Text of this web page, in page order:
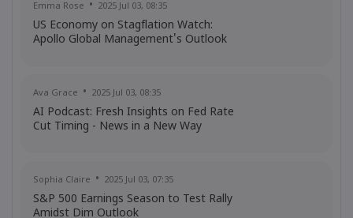
Emma Rose 2025 Jul 03, 08:35
US Economy on Stagflation Watch:
Apollo Global Management's Outlook
Ava Grace 2025 Jul 03, 08:35
AI Podcast: Fresh Insights on Fed Rate
Cut Timing - News in a New Way
Sophia Claire 2025 Jul 03, 07:35
S&P 500 Earnings Season to Test Rally
Amidst Dim Outlook